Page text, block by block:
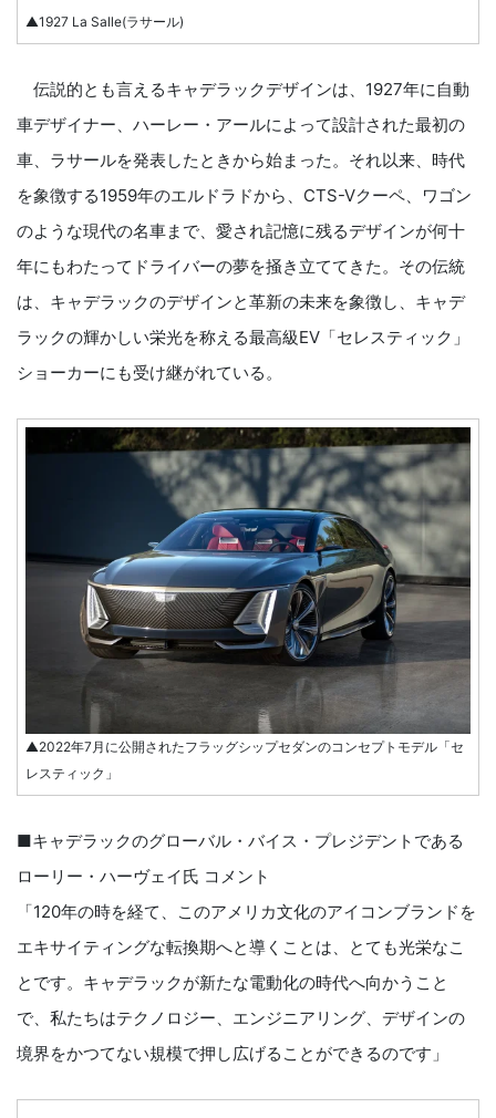
▲1927 La Salle(ラサール)
伝説的とも言えるキャデラックデザインは、1927年に自動
車デザイナー、ハーレー・アールによって設計された最初の
車、ラサールを発表したときから始まった。それ以来、時代
を象徴する1959年のエルドラドから、CTS-Vクーペ、ワゴン
のような現代の名車まで、愛され記憶に残るデザインが何十
年にもわたってドライバーの夢を掻き立ててきた。その伝統
は、キャデラックのデザインと革新の未来を象徴し、キャデ
ラックの輝かしい栄光を称える最高級EV「セレスティック」
ショーカーにも受け継がれている。
▲2022年7月に公開されたフラッグシップセダンのコンセプトモデル「セ
レスティック」
■キャデラックのグローバル・バイス・プレジデントである
ローリー・ハーヴェイ氏 コメント
「120年の時を経て、このアメリカ文化のアイコンブランドを
エキサイティングな転換期へと導くことは、とても光栄なこ
とです。キャデラックが新たな電動化の時代へ向かうこと
で、私たちはテクノロジー、エンジニアリング、デザインの
境界をかつてない規模で押し広げることができるのです」